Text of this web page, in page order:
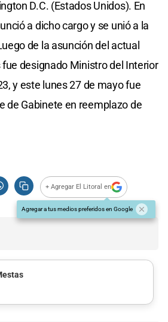
D.C. (Estados Unidos). En
a dicho cargo y se unió a la
de la asunción del actual
designado Ministro del Interior
y este lunes 27 de mayo fue
de Gabinete en reemplazo de
+ Agregar El Litoral en
Agregar a tus medios preferidos en Google